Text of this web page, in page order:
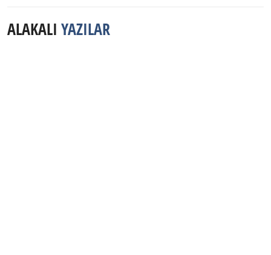
ALAKALI YAZILAR